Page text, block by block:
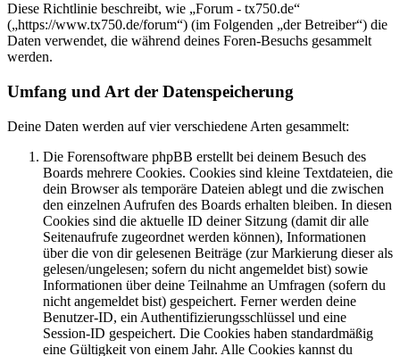
Diese Richtlinie beschreibt, wie „Forum - tx750.de“
(„https://www.tx750.de/forum“) (im Folgenden „der Betreiber“) die
Daten verwendet, die während deines Foren-Besuchs gesammelt
werden.
Umfang und Art der Datenspeicherung
Deine Daten werden auf vier verschiedene Arten gesammelt:
Die Forensoftware phpBB erstellt bei deinem Besuch des
Boards mehrere Cookies. Cookies sind kleine Textdateien, die
dein Browser als temporäre Dateien ablegt und die zwischen
den einzelnen Aufrufen des Boards erhalten bleiben. In diesen
Cookies sind die aktuelle ID deiner Sitzung (damit dir alle
Seitenaufrufe zugeordnet werden können), Informationen
über die von dir gelesenen Beiträge (zur Markierung dieser als
gelesen/ungelesen; sofern du nicht angemeldet bist) sowie
Informationen über deine Teilnahme an Umfragen (sofern du
nicht angemeldet bist) gespeichert. Ferner werden deine
Benutzer-ID, ein Authentifizierungsschlüssel und eine
Session-ID gespeichert. Die Cookies haben standardmäßig
eine Gültigkeit von einem Jahr. Alle Cookies kannst du